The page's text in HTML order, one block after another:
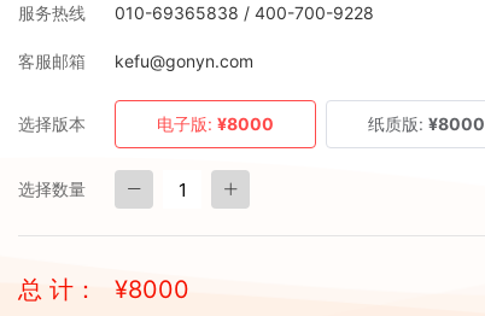
服务热线 010-69365838 / 400-700-9228
客服邮箱 kefu@gonyn.com
选择版本 电子版: ¥8000 纸质版: ¥8000
选择数量
总 计： ¥8000